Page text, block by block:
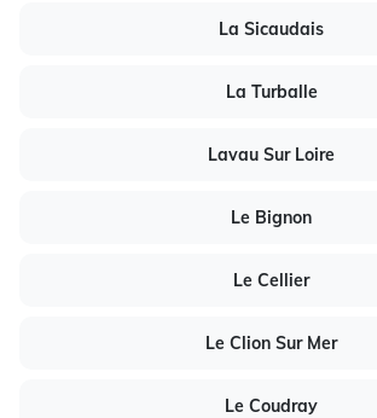
La Sicaudais
La Turballe
Lavau Sur Loire
Le Bignon
Le Cellier
Le Clion Sur Mer
Le Coudray